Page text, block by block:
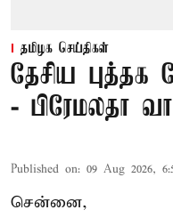
தமிழக செய்திகள்
தேசிய புத்தக
- பிரேமலதா
Published on: 09 Aug 2026,
சென்னை,